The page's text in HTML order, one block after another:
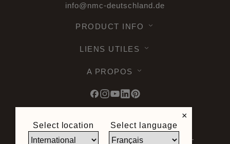
info@nmc-deutschland.de
PRODUCT INFO
LIENS UTILES
A PROPOS
© 2026 Noël & Marquet. Tous droits
reservés - Protection des données RGPD -
×
Select location Select language